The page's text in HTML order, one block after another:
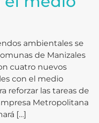
ambientales se
de Manizales
cuatro nuevos
con el medio
reforzar las tareas de
Metropolitana
[…]